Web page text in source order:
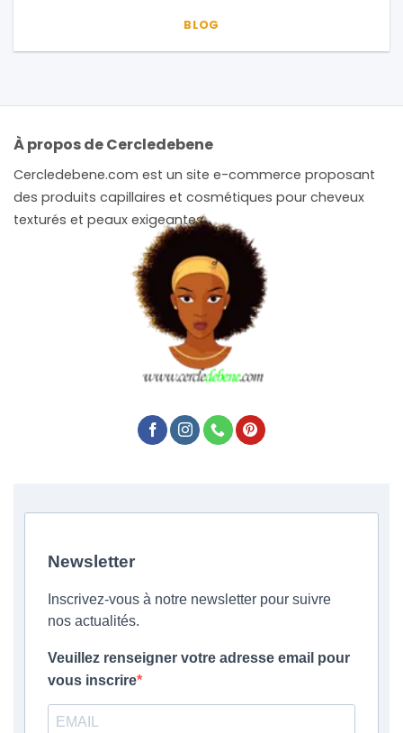
BLOG
À propos de Cercledebene
Cercledebene.com est un site e-commerce proposant
des produits capillaires et cosmétiques pour cheveux
texturés et peaux exigeantes.
Newsletter
Inscrivez-vous à notre newsletter pour suivre
nos actualités.
Veuillez renseigner votre adresse email pour
vous inscrire